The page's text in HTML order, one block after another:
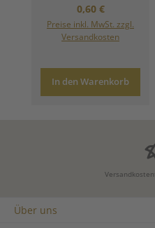
Regulärer Preis:
0,60 €
Preise inkl. MwSt. zzgl.
Versandkosten
In den Warenkorb
Über uns